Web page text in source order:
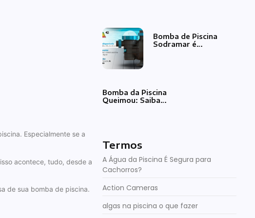
Especialmente se a
acontece, tudo, desde a
de sua bomba de piscina.
Bomba de Piscina
Sodramar é…
Bomba da Piscina
Queimou: Saiba…
Termos
A Água da Piscina É Segura para
Cachorros?
Action Cameras
algas na piscina o que fazer